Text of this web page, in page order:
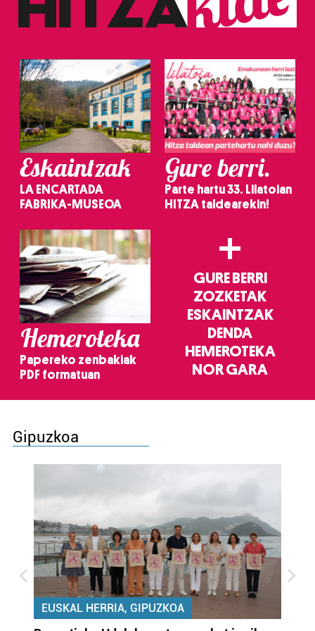
erabiltzeko baimen esplizitua ematen diguzu.
Gehiago
irakurri
Eskaintzak
LA ENCARTADA
FABRIKA-MUSEOA
Gure berri.
Parte hartu 33. Lilatoian
HITZA taldearekin!
Hemeroteka
Papereko zenbakiak
PDF formatuan
+
GURE BERRI
ZOZKETAK
ESKAINTZAK
DENDA
HEMEROTEKA
NOR GARA
Gipuzkoa
EUSKAL HERRIA, GIPUZKOA